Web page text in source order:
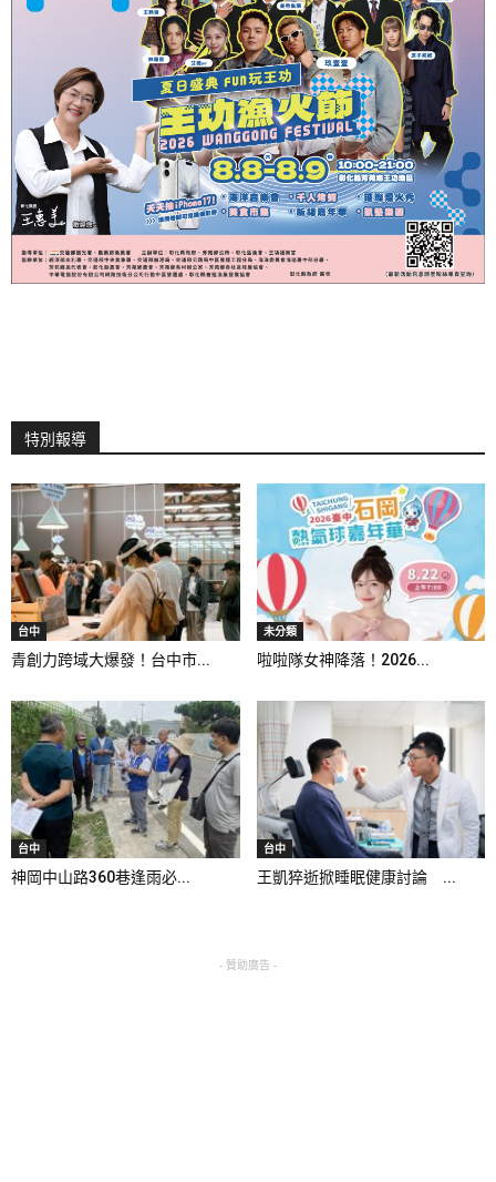
特別報導
台中
青創力跨域大爆發！台中市...
未分類
啦啦隊女神降落！2026...
台中
神岡中山路360巷逢雨必...
台中
王凱猝逝掀睡眠健康討論 ...
- 贊助廣告 -